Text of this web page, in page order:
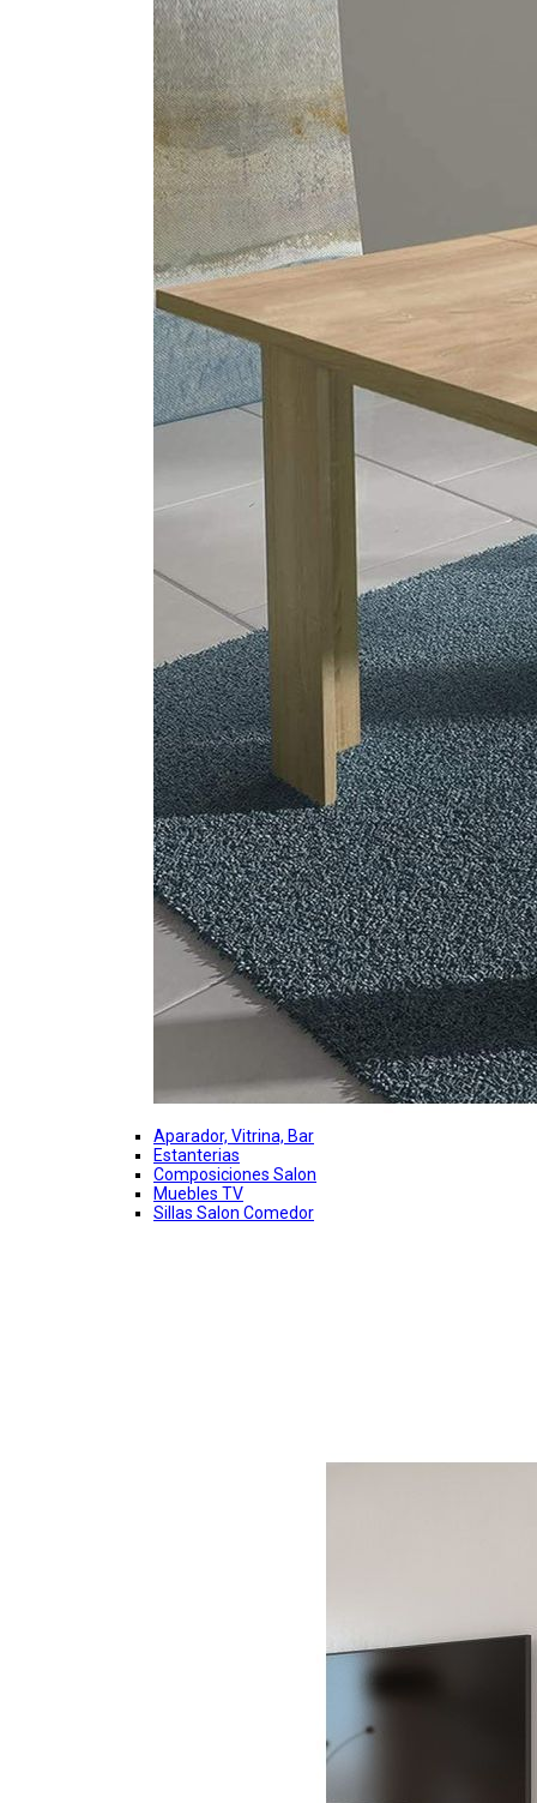
Aparador, Vitrina, Bar
Estanterias
Composiciones Salon
Muebles TV
Sillas Salon Comedor